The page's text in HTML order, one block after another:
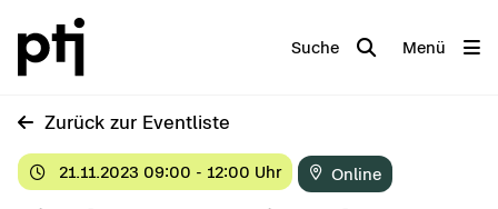
Suche Menü
Zu­rück zur Event­lis­te
21.11.2023 09:00 - 12:00 Uhr On­line